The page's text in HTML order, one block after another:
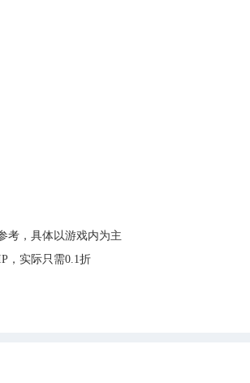
考，具体以游戏内为主
，实际只需0.1折